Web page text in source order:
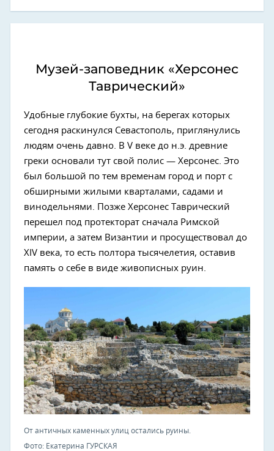
Музей-заповедник «Херсонес
Таврический»
Удобные глубокие бухты, на берегах которых
сегодня раскинулся Севастополь, приглянулись
людям очень давно. В V веке до н.э. древние
греки основали тут свой полис — Херсонес. Это
был большой по тем временам город и порт с
обширными жилыми кварталами, садами и
винодельнями. Позже Херсонес Таврический
перешел под протекторат сначала Римской
империи, а затем Византии и просуществовал до
XIV века, то есть полтора тысячелетия, оставив
память о себе в виде живописных руин.
От античных каменных улиц остались руины.
Фото: Екатерина ГУРСКАЯ